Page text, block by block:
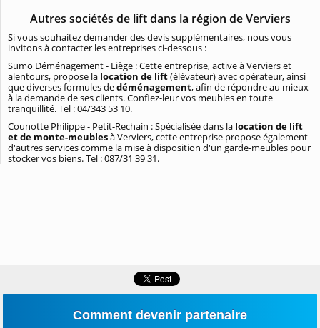
Autres sociétés de lift dans la région de Verviers
Si vous souhaitez demander des devis supplémentaires, nous vous
invitons à contacter les entreprises ci-dessous :
Sumo Déménagement - Liège : Cette entreprise, active à Verviers et
alentours, propose la location de lift(élévateur) avec opérateur, ainsi
que diverses formules dedéménagement, afin de répondre au mieux
à la demande de ses clients. Confiez-leur vos meubles en toute
tranquillité. Tel : 04/343 53 10.
Counotte Philippe - Petit-Rechain : Spécialisée dans la location de lift
et de monte-meublesà Verviers, cette entreprise propose également
d'autres services comme la mise à disposition d'un garde-meubles pour
stocker vos biens. Tel : 087/31 39 31.
Comment devenir partenaire